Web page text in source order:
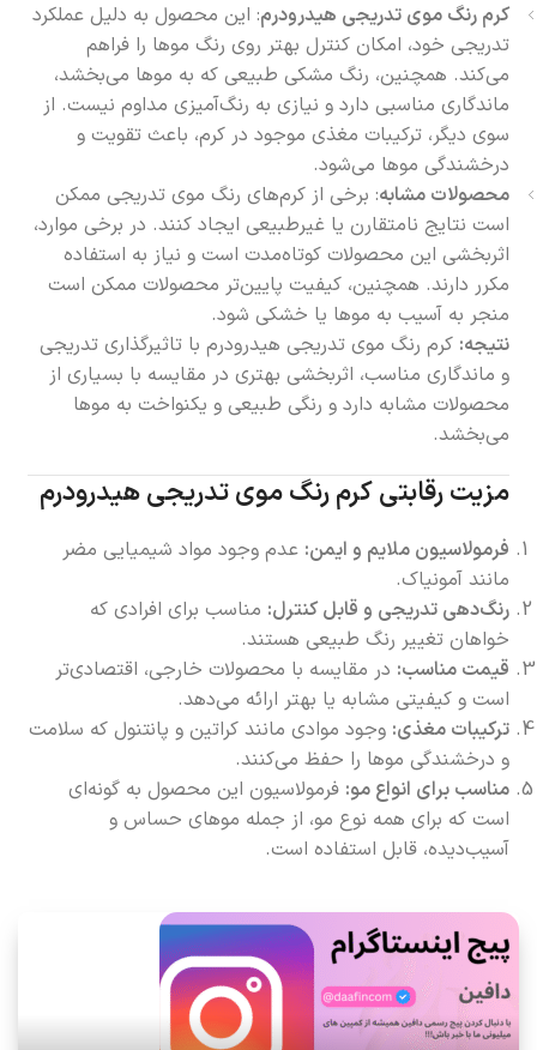
کرم رنگ موی تدریجی هیدرودرم: این محصول به دلیل عملکرد
تدریجی خود، امکان کنترل بهتر روی رنگ موها را فراهم
می‌کند. همچنین، رنگ مشکی طبیعی که به موها می‌بخشد،
ماندگاری مناسبی دارد و نیازی به رنگ‌آمیزی مداوم نیست. از
سوی دیگر، ترکیبات مغذی موجود در کرم، باعث تقویت و
درخشندگی موها می‌شود.
محصولات مشابه: برخی از کرم‌های رنگ موی تدریجی ممکن
است نتایج نامتقارن یا غیرطبیعی ایجاد کنند. در برخی موارد،
اثربخشی این محصولات کوتاه‌مدت است و نیاز به استفاده
مکرر دارند. همچنین، کیفیت پایین‌تر محصولات ممکن است
منجر به آسیب به موها یا خشکی شود.
نتیجه: کرم رنگ موی تدریجی هیدرودرم با تاثیرگذاری تدریجی
و ماندگاری مناسب، اثربخشی بهتری در مقایسه با بسیاری از
محصولات مشابه دارد و رنگی طبیعی و یکنواخت به موها
می‌بخشد.
مزیت رقابتی کرم رنگ موی تدریجی هیدرودرم
فرمولاسیون ملایم و ایمن: عدم وجود مواد شیمیایی مضر
مانند آمونیاک.
رنگ‌دهی تدریجی و قابل کنترل: مناسب برای افرادی که
خواهان تغییر رنگ طبیعی هستند.
قیمت مناسب: در مقایسه با محصولات خارجی، اقتصادی‌تر
است و کیفیتی مشابه یا بهتر ارائه می‌دهد.
ترکیبات مغذی: وجود موادی مانند کراتین و پانتنول که سلامت
و درخشندگی موها را حفظ می‌کنند.
مناسب برای انواع مو: فرمولاسیون این محصول به گونه‌ای
است که برای همه نوع مو، از جمله موهای حساس و
آسیب‌دیده، قابل استفاده است.